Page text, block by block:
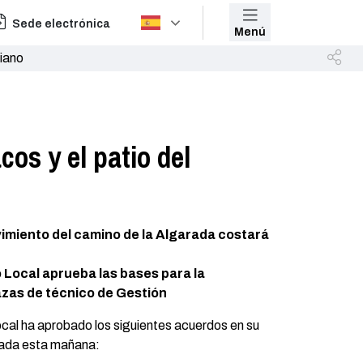
Sede electrónica
Menú
y el patio del
del camino de la Algarada costará
aprueba las bases para la
de técnico de Gestión
ha aprobado los siguientes acuerdos en su
esta mañana: